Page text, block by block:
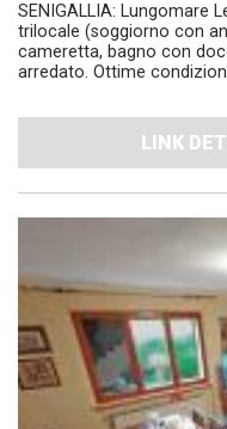
SENIGALLIA: Lungomare
trilocale (soggiorno con
cameretta, bagno con
arredato. Ottime
LINK